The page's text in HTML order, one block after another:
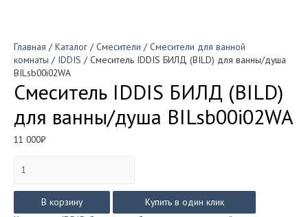
Главная / Каталог / Смесители / Смесители для ванной
комнаты / IDDIS / Смеситель IDDIS БИЛД (BILD) для ванны/душа
BILsb00i02WA
Смеситель IDDIS БИЛД (BILD)
для ванны/душа BILsb00i02WA
11 000₽
товара
БИЛД
В корзину
Купить в один клик